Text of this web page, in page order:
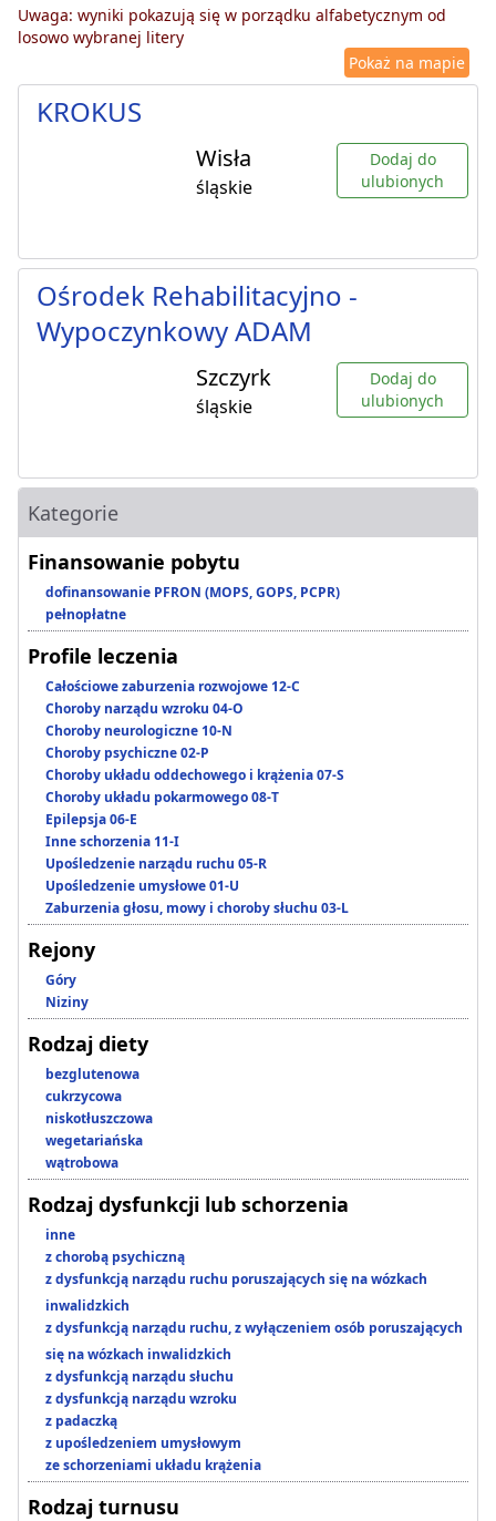
Uwaga: wyniki pokazują się w porządku alfabetycznym od
losowo wybranej litery
Pokaż na mapie
KROKUS
Wisła
śląskie
Dodaj do
ulubionych
Ośrodek Rehabilitacyjno -
Wypoczynkowy ADAM
Szczyrk
śląskie
Dodaj do
ulubionych
Kategorie
Finansowanie pobytu
dofinansowanie PFRON (MOPS, GOPS, PCPR)
pełnopłatne
Profile leczenia
Całościowe zaburzenia rozwojowe 12-C
Choroby narządu wzroku 04-O
Choroby neurologiczne 10-N
Choroby psychiczne 02-P
Choroby układu oddechowego i krążenia 07-S
Choroby układu pokarmowego 08-T
Epilepsja 06-E
Inne schorzenia 11-I
Upośledzenie narządu ruchu 05-R
Upośledzenie umysłowe 01-U
Zaburzenia głosu, mowy i choroby słuchu 03-L
Rejony
Góry
Niziny
Rodzaj diety
bezglutenowa
cukrzycowa
niskotłuszczowa
wegetariańska
wątrobowa
Rodzaj dysfunkcji lub schorzenia
inne
z chorobą psychiczną
z dysfunkcją narządu ruchu poruszających się na wózkach
inwalidzkich
z dysfunkcją narządu ruchu, z wyłączeniem osób poruszających
się na wózkach inwalidzkich
z dysfunkcją narządu słuchu
z dysfunkcją narządu wzroku
z padaczką
z upośledzeniem umysłowym
ze schorzeniami układu krążenia
Rodzaj turnusu